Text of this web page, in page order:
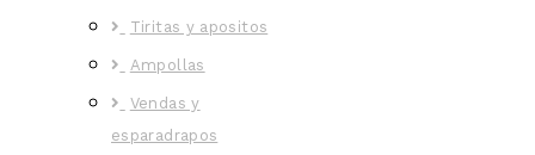
Tiritas y apositos
Ampollas
Vendas y
esparadrapos